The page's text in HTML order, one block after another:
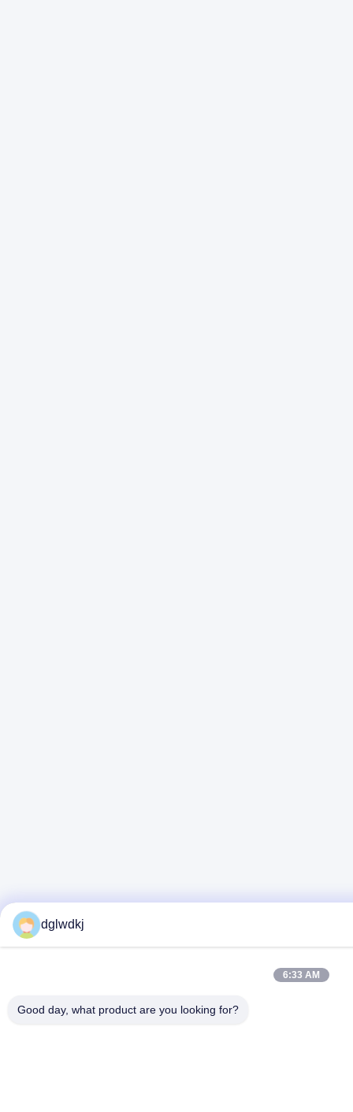
dglwdkj
6:33 AM
Good day, what product are you looking for?